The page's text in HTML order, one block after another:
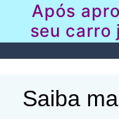
Após
seu carro
Saiba